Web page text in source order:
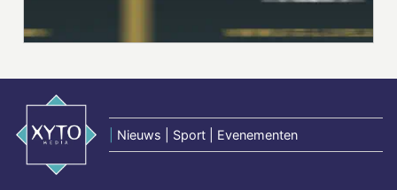
Nieuws | Sport | Evenementen